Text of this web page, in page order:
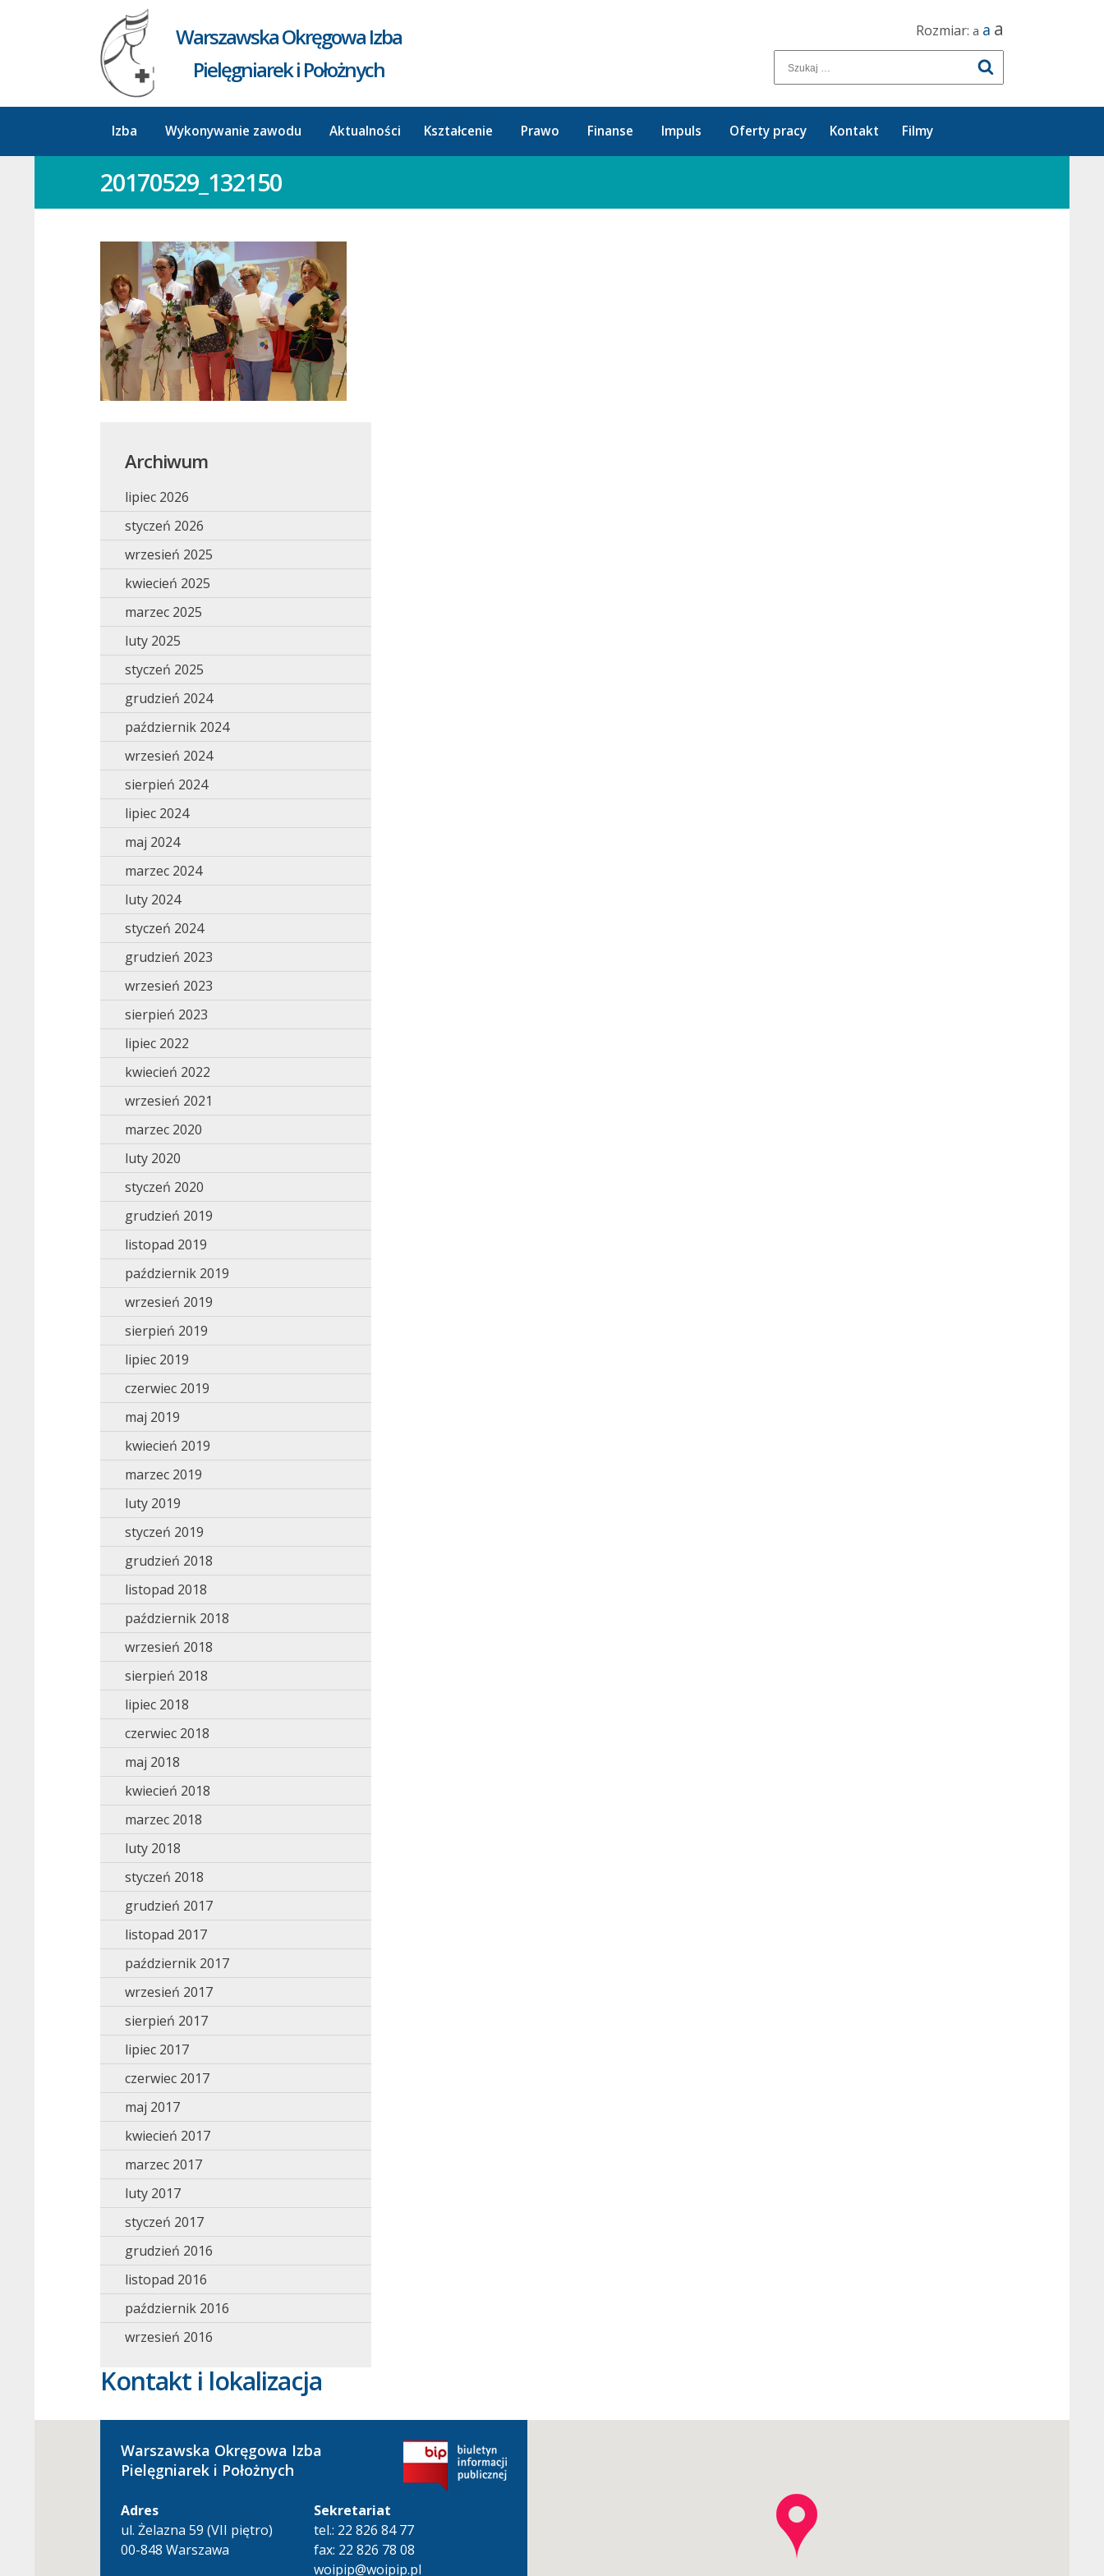
Warszawska Okręgowa Izba
Pielęgniarek i Położnych
Rozmiar: a a a
Izba Wykonywanie zawodu Aktualności Kształcenie Prawo Finanse Impuls Oferty pracy Kontakt Filmy
20170529_132150
Archiwum
lipiec 2026
styczeń 2026
wrzesień 2025
kwiecień 2025
marzec 2025
luty 2025
styczeń 2025
grudzień 2024
październik 2024
wrzesień 2024
sierpień 2024
lipiec 2024
maj 2024
marzec 2024
luty 2024
styczeń 2024
grudzień 2023
wrzesień 2023
sierpień 2023
lipiec 2022
kwiecień 2022
wrzesień 2021
marzec 2020
luty 2020
styczeń 2020
grudzień 2019
listopad 2019
październik 2019
wrzesień 2019
sierpień 2019
lipiec 2019
czerwiec 2019
maj 2019
kwiecień 2019
marzec 2019
luty 2019
styczeń 2019
grudzień 2018
listopad 2018
październik 2018
wrzesień 2018
sierpień 2018
lipiec 2018
czerwiec 2018
maj 2018
kwiecień 2018
marzec 2018
luty 2018
styczeń 2018
grudzień 2017
listopad 2017
październik 2017
wrzesień 2017
sierpień 2017
lipiec 2017
czerwiec 2017
maj 2017
kwiecień 2017
marzec 2017
luty 2017
styczeń 2017
grudzień 2016
listopad 2016
październik 2016
wrzesień 2016
Kontakt i lokalizacja
Warszawska Okręgowa Izba
Pielęgniarek i Położnych
Adres
ul. Żelazna 59 (VII piętro)
00-848 Warszawa
Sekretariat
tel.: 22 826 84 77
fax: 22 826 78 08
woipip@woipip.pl